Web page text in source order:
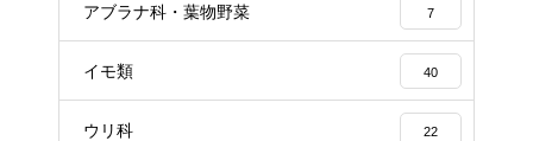
アブラナ科・葉物野菜 7
イモ類 40
ウリ科 22